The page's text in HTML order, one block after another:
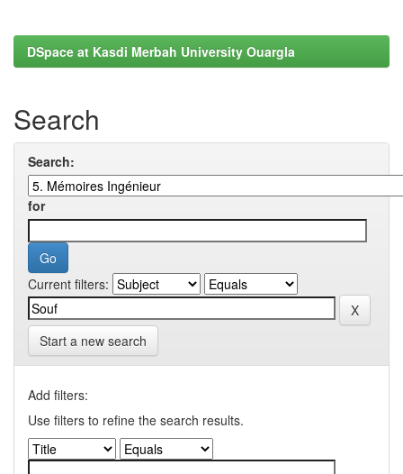
DSpace at Kasdi Merbah University Ouargla
Search
Search:
for
Current filters:
Start a new search
Add filters:
Use filters to refine the search results.